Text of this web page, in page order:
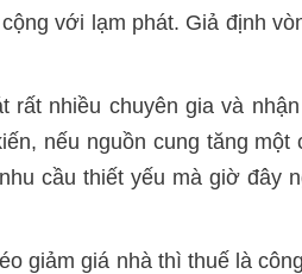
với lạm phát. Giả định
rất nhiều chuyên gia và
nếu nguồn cung tăng
cầu thiết yếu mà giờ đây
giảm giá nhà thì thuế là